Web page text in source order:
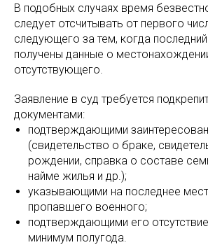
В подобных случаях время
следует отсчитывать от первого
следующего за тем, когда
получены данные о
отсутствующего.
Заявление в суд требуется
документами:
подтверждающими
(свидетельство о браке,
рождении, справка о составе
найме жилья и др.);
указывающими на последнее
пропавшего военного;
подтверждающими его
минимум полугода.